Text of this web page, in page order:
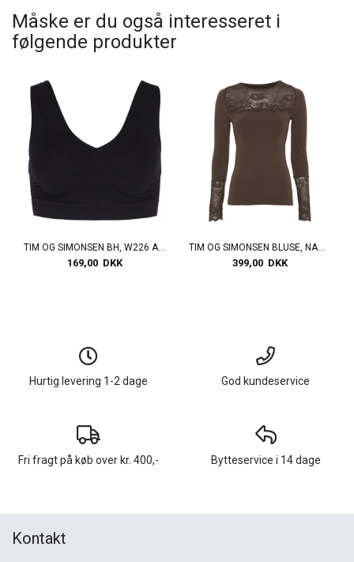
Måske er du også interesseret i
følgende produkter
TIM OG SIMONSEN BH, W226 ASTA WIDE BRA, BLACK
169,00 DKK
TIM OG SIMONSEN BLUSE, NANCY BLOUSE, CAFFE
399,00 DKK
Hurtig levering 1-2 dage God kundeservice
Fri fragt på køb over kr. 400,- Bytteservice i 14 dage
Kontakt